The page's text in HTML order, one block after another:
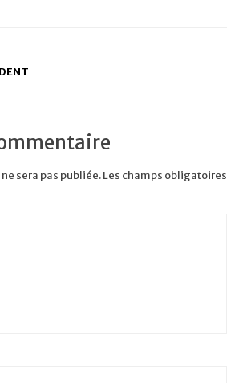
sera pas publiée.Les champs obligatoires